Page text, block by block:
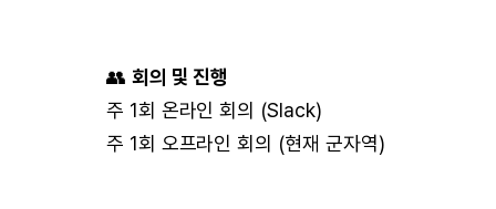
👥 회의 및 진행
주 1회 온라인 회의 (Slack)
주 1회 오프라인 회의 (현재 군자역)